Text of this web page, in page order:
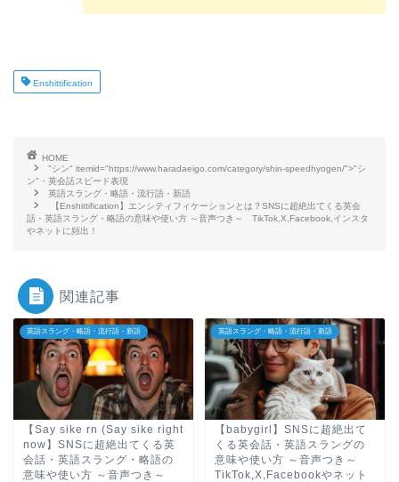
Enshittification
HOME
"シン" itemid="https://www.haradaeigo.com/category/shin-speedhyogen/">"シ
ン"・英会話スピード表現
英語スラング・略語・流行語・新語
【Enshittification】エンシティフィケーションとは？SNSに超絶出てくる英会
話・英語スラング・略語の意味や使い方 ～音声つき～ TikTok,X,Facebook,インスタ
やネットに頻出！
関連記事
英語スラング・略語・流行語・新語
【Say sike rn (Say sike right
now】SNSに超絶出てくる英
会話・英語スラング・略語の
意味や使い方 ～音声つき～
英語スラング・略語・流行語・新語
【babygirl】SNSに超絶出て
くる英会話・英語スラングの
意味や使い方 ～音声つき～
TikTok,X,Facebookやネット